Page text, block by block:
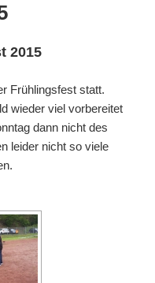
2015
Frühlingsfest statt.
wieder viel vorbereitet
dann nicht des
leider nicht so viele